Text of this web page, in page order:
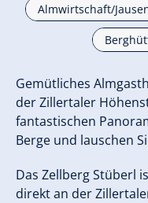
Almwirtschaft/
Gemütliches
der Zillertaler
fantastischen
Berge und lauschen
Das Zellberg Stüberl
direkt an der